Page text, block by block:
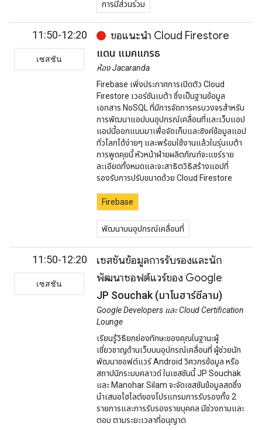
การมีส่วนร่วม
11:50-12:20
เซสชัน
ขอแนะนำ Cloud Firestore
แดน แมคแกรธ
ห้อง Jacaranda
Firebase เพิ่งประกาศการเปิดตัว Cloud
Firestore เวอร์ชันเบต้า ซึ่งเป็นฐานข้อมูล
เอกสาร NoSQL ที่มีการจัดการครบวงจรสำหรับ
การพัฒนาแอปบนอุปกรณ์เคลื่อนที่และเว็บแอป
แอปนี้ออกแบบมาเพื่อจัดเก็บและซิงค์ข้อมูลแอป
ทั่วโลกได้ง่ายๆ และพร้อมใช้งานแล้วในรุ่นเบต้า
การพูดคุยนี้ หัวหน้าฝ่ายผลิตภัณฑ์จะแชร์ราย
ละเอียดทั้งหมดและจะสาธิตวิธีสร้างแอปที่
รองรับการปรับขนาดด้วย Cloud Firestore
Firebase
พัฒนาบนอุปกรณ์เคลื่อนที่
11:50-12:20
เซสชัน
เซสชันข้อมูลการรับรองและนัก
พัฒนาซอฟต์แวร์ของ Google
JP Souchak (มาโนฮาร์ซีลาม)
Google Developers และ Cloud Certification
Lounge
เรียนรู้วิธียกย่องทักษะของคุณในฐานะผู้
เชี่ยวชาญด้านเว็บบนอุปกรณ์เคลื่อนที่ ผู้ช่วยนัก
พัฒนาซอฟต์แวร์ Android วิศวกรข้อมูล หรือ
สถาปนิกระบบคลาวด์ ในเซสชันนี้ JP Souchak
และ Manohar Silam จะจัดเซสชันข้อมูลสดซึ่ง
นำเสนอไฮไลต์ของโปรแกรมการรับรองทั้ง 2
รายการและการรับรองรายบุคคล มีช่วงถามและ
ตอบ ตามระยะเวลาที่อนุญาต